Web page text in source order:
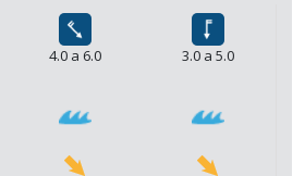
4.0 a 6.0 3.0 a 5.0